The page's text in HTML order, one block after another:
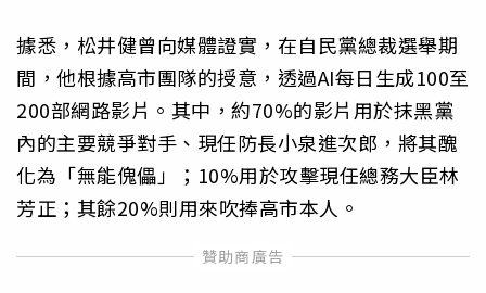
據悉，松井健曾向媒體證實，在自民黨總裁選舉期
間，他根據高市團隊的授意，透過AI每日生成100至
200部網路影片。其中，約70%的影片用於抹黑黨
內的主要競爭對手、現任防長小泉進次郎，將其醜
化為「無能傀儡」；10%用於攻擊現任總務大臣林
芳正；其餘20%則用來吹捧高市本人。